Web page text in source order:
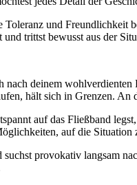
und Freundlichkeit
und trittst bewusst aus der
nach deinem
hält sich in Grenzen.
auf das Fließband
auf die Situation
provokativ langsam